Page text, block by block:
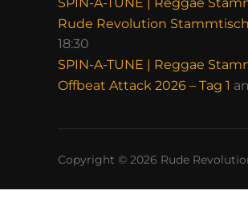
Rude Revolution
18:30
SPIN-A-TUNE | Reggae
Offbeat Attack 2026 – Tag 1
Copyright © 2026 Rude